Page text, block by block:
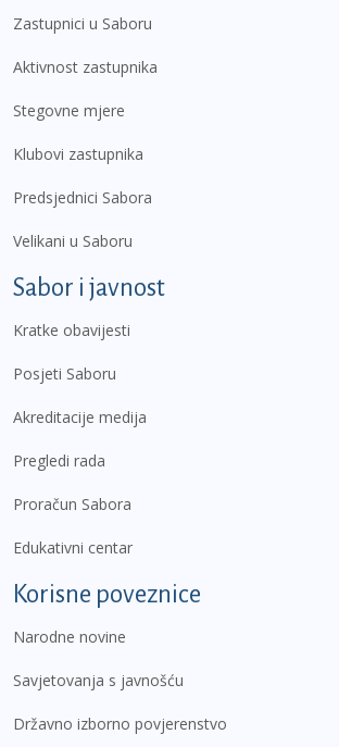
Zastupnici u Saboru
Aktivnost zastupnika
Stegovne mjere
Klubovi zastupnika
Predsjednici Sabora
Velikani u Saboru
Sabor i javnost
Kratke obavijesti
Posjeti Saboru
Akreditacije medija
Pregledi rada
Proračun Sabora
Edukativni centar
Korisne poveznice
Narodne novine
Savjetovanja s javnošću
Državno izborno povjerenstvo